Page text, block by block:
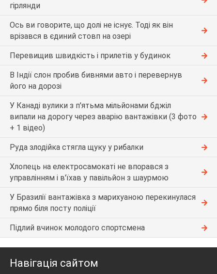
гірлянди
Ось ви говорите, що долі не існує. Тоді як він
врізався в єдиний стовп на озері
Перевищив швидкість і прилетів у будинок
В Індії слон пробив бивнями авто і перевернув
його на дорозі
У Канаді вулики з п'ятьма мільйонами бджіл
випали на дорогу через аварію вантажівки (3 фото
+ 1 відео)
Руда злодійка стягла щуку у рибалки
Хлопець на електросамокаті не впорався з
управлінням і в'їхав у павільйон з шаурмою
У Бразилії вантажівка з марихуаною перекинулася
прямо біля посту поліції
Підлий вчинок молодого спортсмена
Навігація сайтом